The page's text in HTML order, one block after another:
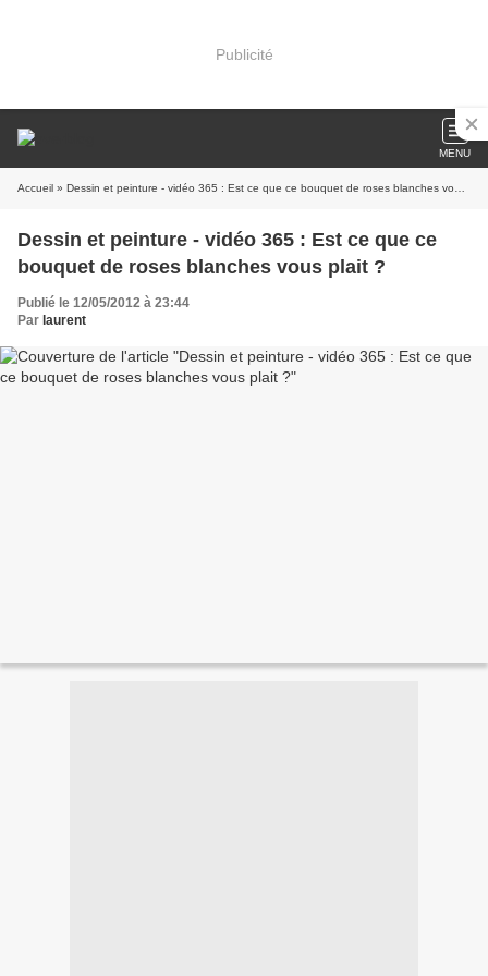
Publicité
MENU
Accueil » Dessin et peinture - vidéo 365 : Est ce que ce bouquet de roses blanches vous plait ?
Dessin et peinture - vidéo 365 : Est ce que ce
bouquet de roses blanches vous plait ?
Publié le 12/05/2012 à 23:44
Par laurent